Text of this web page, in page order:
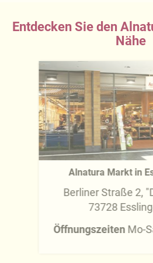
Entdecken Sie den
Nähe
Alnatura Markt in
Berliner Straße 2,
73728
Öffnungszeiten Mo-